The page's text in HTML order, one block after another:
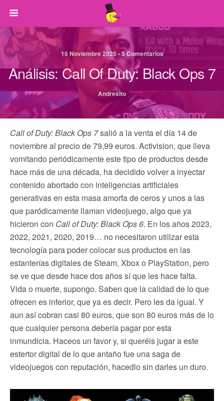
18 Noviembre 2025 • 5 Comentarios
Análisis: Call Of Duty: Black Ops 7
Andresito
Call of Duty: Black Ops 7salió a la venta el día 14 de
noviembre al precio de 79,99 euros. Activision, que lleva
vomitando periódicamente este tipo de productos desde
hace más de una década, ha decidido volver a inyectar
contenido abortado con inteligencias artificiales
generativas en esta masa amorfa de ceros y unos a las
que paródicamente llaman videojuego, algo que ya
hicieron con Call of Duty: Black Ops 6. En los años 2023,
2022, 2021, 2020, 2019… no necesitaron utilizar esta
tecnología para poder colocar sus productos en las
estanterías digitales de Steam, Xbox o PlayStation, pero
se ve que desde hace dos años sí que les hace falta.
Vida o muerte, supongo. Saben que la calidad de lo que
ofrecen es inferior, que ya es decir. Pero les da igual. Y
aun así cobran casi 80 euros, que son 80 euros más de lo
que cualquier persona debería pagar por esta
inmundicia. Haceos un favor y, si queréis jugar a este
estertor digital de lo que antaño fue una saga de
videojuegos con reputación, hacedlo sin darles un duro.